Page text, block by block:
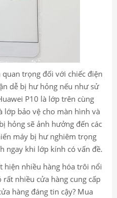
trọng đối với chiếc điện
dễ bị hư hỏng nếu như sử
P10 là lớp trên cùng
bảo vệ cho màn hình và
hỏng sẽ ảnh hưởng đến các
máy bị hư nghiêm trọng
ngay khi lớp kính có vấn đề.
hiện nhiều hàng hóa trôi nổi
nhiều cửa hàng cung cấp
hàng đáng tin cậy? Mua